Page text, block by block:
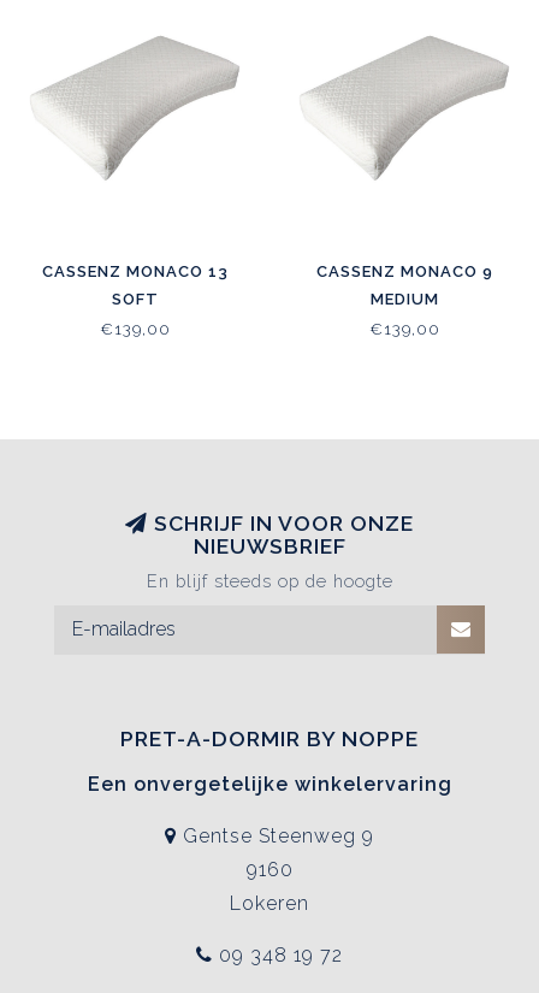
CASSENZ MONACO 13
SOFT
€139,00
CASSENZ MONACO 9
MEDIUM
€139,00
SCHRIJF IN VOOR ONZE
NIEUWSBRIEF
En blijf steeds op de hoogte
PRET-A-DORMIR BY NOPPE
Een onvergetelijke winkelervaring
Gentse Steenweg 9
9160
Lokeren
09 348 19 72